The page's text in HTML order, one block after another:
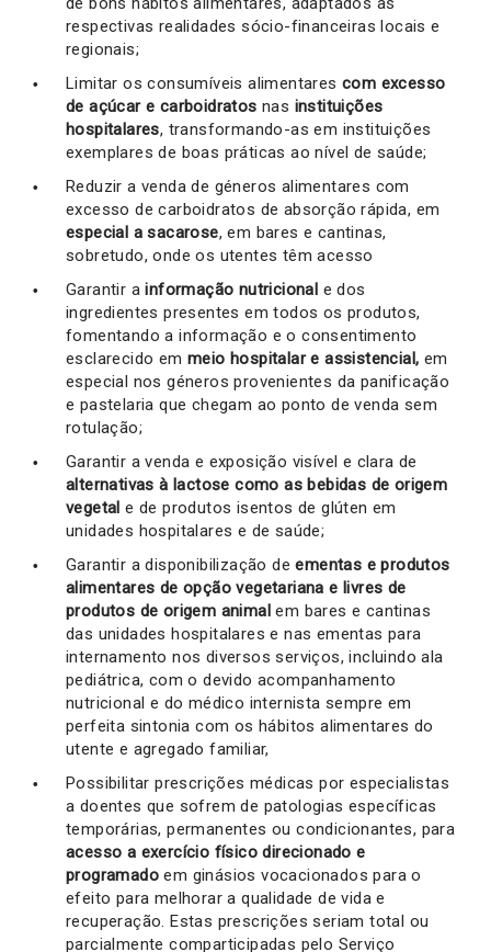
respectivas realidades sócio-financeiras locais e
regionais;
Limitar os consumíveis alimentares com excesso
de açúcar e carboidratos nas instituições
hospitalares, transformando-as em instituições
exemplares de boas práticas ao nível de saúde;
Reduzir a venda de géneros alimentares com
excesso de carboidratos de absorção rápida, em
especial a sacarose, em bares e cantinas,
sobretudo, onde os utentes têm acesso
Garantir ainformação nutricional e dos
ingredientes presentes em todos os produtos,
fomentando a informação e o consentimento
esclarecido emmeio hospitalar e assistencial, em
especial nos géneros provenientes da panificação
e pastelaria que chegam ao ponto de venda sem
rotulação;
Garantir a venda e exposição visível e clara de
alternativas à lactose como as bebidas de origem
vegetale de produtos isentos de glúten em
unidades hospitalares e de saúde;
Garantir a disponibilização deementas e produtos
alimentares de opção vegetariana e livres de
produtos de origem animalem bares e cantinas
das unidades hospitalares e nas ementas para
internamento nos diversos serviços, incluindo ala
pediátrica, com o devido acompanhamento
nutricional e do médico internista sempre em
perfeita sintonia com os hábitos alimentares do
utente e agregado familiar,
Possibilitar prescrições médicas por especialistas
a doentes que sofrem de patologias específicas
temporárias, permanentes ou condicionantes, para
acesso a exercício físico direcionado e
programado em ginásios vocacionados para o
efeito para melhorar a qualidade de vida e
recuperação. Estas prescrições seriam total ou
parcialmente comparticipadas pelo Serviço